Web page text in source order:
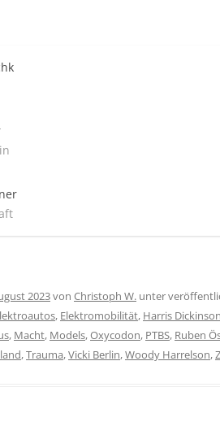
2023von Christoph W. unter
, Elektromobilität, Harris Dickinson
, Macht, Models,Oxycodon, PTBS, Ruben
,Trauma,Vicki Berlin,Woody Harrelson,